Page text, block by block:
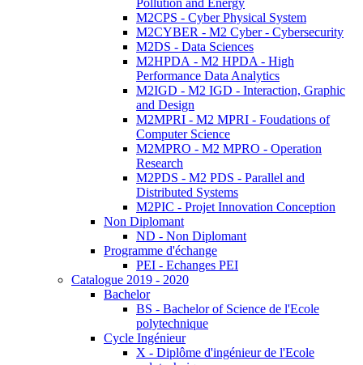
Pollution and Energy
M2CPS - Cyber Physical System
M2CYBER - M2 Cyber - Cybersecurity
M2DS - Data Sciences
M2HPDA - M2 HPDA - High
Performance Data Analytics
M2IGD - M2 IGD - Interaction, Graphic
and Design
M2MPRI - M2 MPRI - Foudations of
Computer Science
M2MPRO - M2 MPRO - Operation
Research
M2PDS - M2 PDS - Parallel and
Distributed Systems
M2PIC - Projet Innovation Conception
Non Diplomant
ND - Non Diplomant
Programme d'échange
PEI - Echanges PEI
Catalogue 2019 - 2020
Bachelor
BS - Bachelor of Science de l'Ecole
polytechnique
Cycle Ingénieur
X - Diplôme d'ingénieur de l'Ecole